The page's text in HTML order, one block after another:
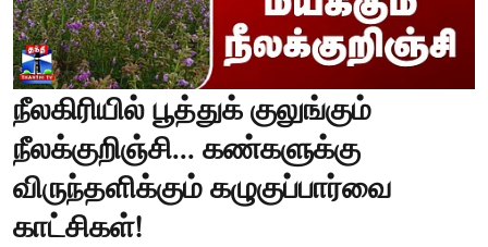
நீலகிரியில் பூத்துக் குலுங்கும்
நீலக்குறிஞ்சி... கண்களுக்கு
விருந்தளிக்கும் கழுகுப்பார்வை
காட்சிகள்!